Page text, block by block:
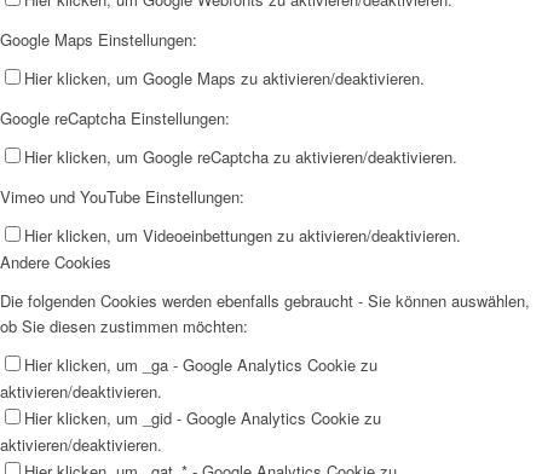
Google Maps Einstellungen:
Hier klicken, um Google Maps zu aktivieren/deaktivieren.
Google reCaptcha Einstellungen:
Hier klicken, um Google reCaptcha zu aktivieren/deaktivieren.
Vimeo und YouTube Einstellungen:
Hier klicken, um Videoeinbettungen zu aktivieren/deaktivieren.
Andere Cookies
Die folgenden Cookies werden ebenfalls gebraucht - Sie können auswählen,
ob Sie diesen zustimmen möchten:
Hier klicken, um _ga - Google Analytics Cookie zu
aktivieren/deaktivieren.
Hier klicken, um _gid - Google Analytics Cookie zu
aktivieren/deaktivieren.